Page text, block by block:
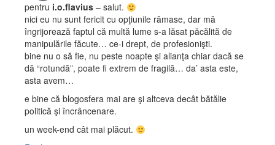
pentru i.o.flavius – salut.
nici eu nu sunt fericit cu opţiunile rămase, dar mă
îngrijorează faptul că multă lume s-a lăsat păcălită de
manipulările făcute… ce-i drept, de profesionişti.
bine nu o să fie, nu peste noapte şi alianţa chiar dacă se
dă “rotundă”, poate fi extrem de fragilă… da’ asta este,
asta avem…
e bine că blogosfera mai are şi altceva decât bătălie
politică şi încrâncenare.
un week-end cât mai plăcut.